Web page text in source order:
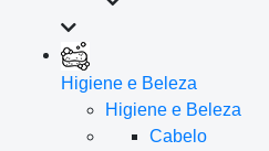
Higiene e Beleza
Higiene e Beleza
Cabelo